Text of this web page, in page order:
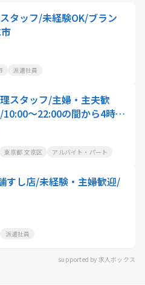
タッフ/未経験OK/ブラン
派遣社員
スタッフ/主婦・主夫歓
〜22:00の間から4時
クティオ
東京都 文京区 アルバイト・パート
すし店/未経験・主婦歓迎/
派遣社員
supported by 求人ボックス